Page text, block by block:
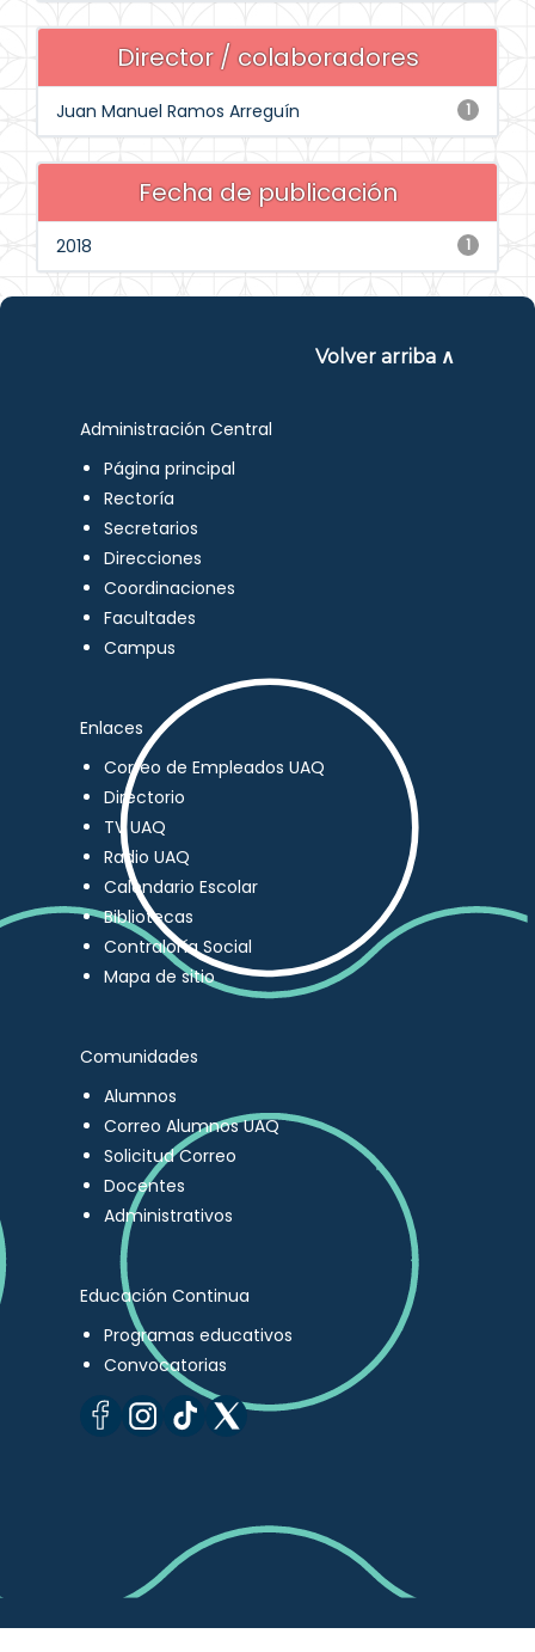
Director / colaboradores
1
Juan Manuel Ramos Arreguín
Fecha de publicación
1
2018
Volver arriba ∧
Administración Central
Página principal
Rectoría
Secretarios
Direcciones
Coordinaciones
Facultades
Campus
Enlaces
Correo de Empleados UAQ
Directorio
TV UAQ
Radio UAQ
Calendario Escolar
Bibliotecas
Contraloría Social
Mapa de sitio
Comunidades
Alumnos
Correo Alumnos UAQ
Solicitud Correo
Docentes
Administrativos
Educación Continua
Programas educativos
Convocatorias